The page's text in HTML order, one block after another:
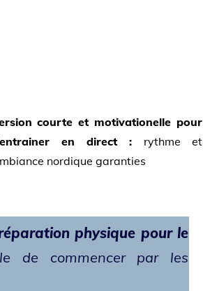
courte et motivationelle pour
en direct : rythme et
nordique garanties
physique pour le
de commencer par les